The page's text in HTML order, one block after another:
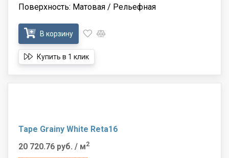
Поверхность: Матовая / Рельефная
В корзину
Купить в 1 клик
Tape Grainy White Reta16
20 720.76 руб. / м2